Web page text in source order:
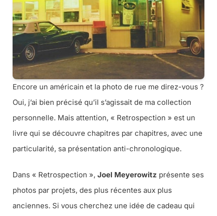
Encore un américain et la photo de rue me direz-vous ?
Oui, j’ai bien précisé qu’il s’agissait de ma collection
personnelle. Mais attention, « Retrospection » est un
livre qui se découvre chapitres par chapitres, avec une
particularité, sa présentation anti-chronologique.
Dans « Retrospection », Joel Meyerowitz présente ses
photos par projets, des plus récentes aux plus
anciennes. Si vous cherchez une idée de cadeau qui